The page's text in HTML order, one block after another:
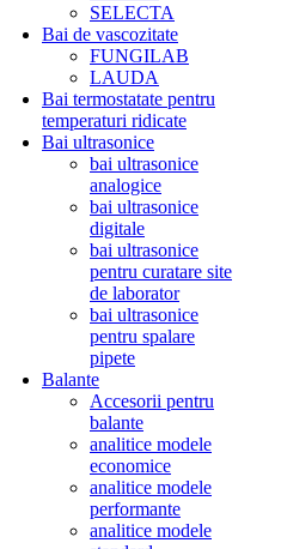
SELECTA
Bai de vascozitate
FUNGILAB
LAUDA
Bai termostatate pentru
temperaturi ridicate
Bai ultrasonice
bai ultrasonice
analogice
bai ultrasonice
digitale
bai ultrasonice
pentru curatare site
de laborator
bai ultrasonice
pentru spalare
pipete
Balante
Accesorii pentru
balante
analitice modele
economice
analitice modele
performante
analitice modele